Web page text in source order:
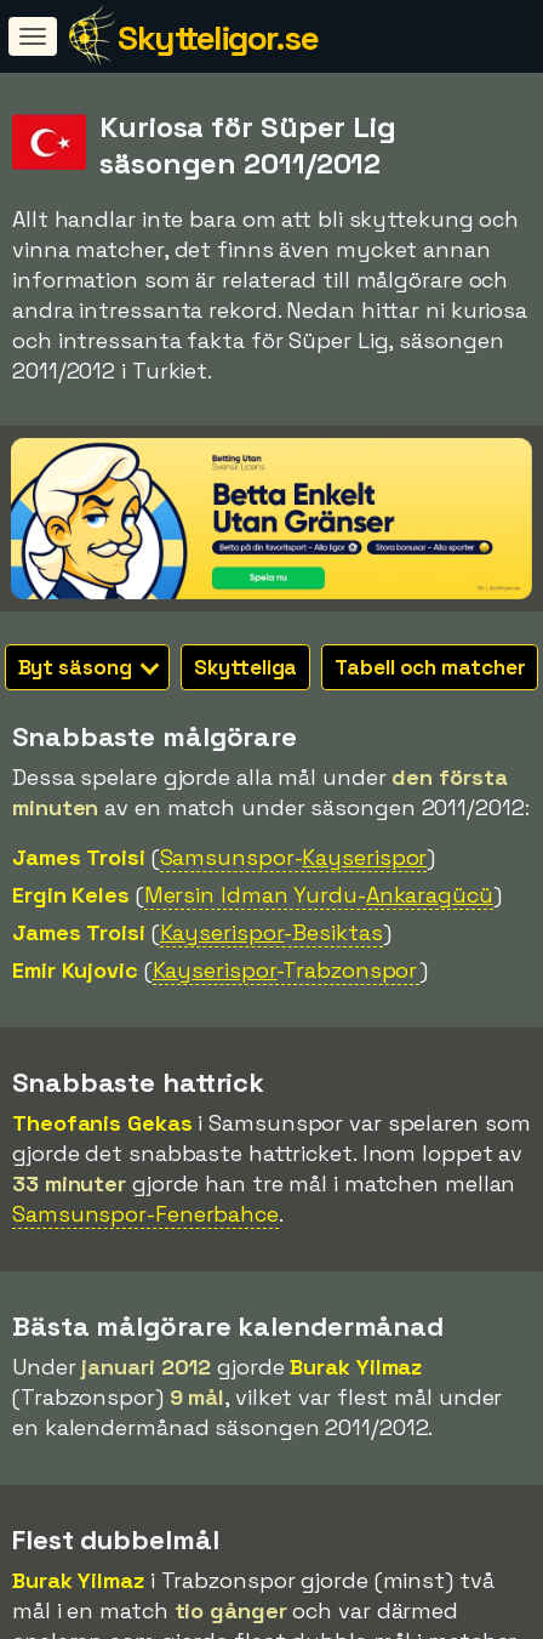
Skytteligor.se
Kuriosa för Süper Lig
säsongen 2011/2012
Allt handlar inte bara om att bli skyttekung och
vinna matcher, det finns även mycket annan
information som är relaterad till målgörare och
andra intressanta rekord. Nedan hittar ni kuriosa
och intressanta fakta för Süper Lig, säsongen
2011/2012 i Turkiet.
Byt säsong Skytteliga Tabell och matcher
Snabbaste målgörare
Dessa spelare gjorde alla mål under den första
minuten av en match under säsongen 2011/2012:
James Troisi (Samsunspor-Kayserispor)
Ergin Keles (Mersin Idman Yurdu-Ankaragücü)
James Troisi (Kayserispor-Besiktas)
Emir Kujovic (Kayserispor-Trabzonspor)
Snabbaste hattrick
Theofanis Gekas i Samsunspor var spelaren som
gjorde det snabbaste hattricket. Inom loppet av
33 minuter gjorde han tre mål i matchen mellan
Samsunspor-Fenerbahce.
Bästa målgörare kalendermånad
Under januari 2012 gjordeBurak Yilmaz
(Trabzonspor) 9 mål, vilket var flest mål under
en kalendermånad säsongen 2011/2012.
Flest dubbelmål
Burak Yilmazi Trabzonspor gjorde (minst) två
mål i en match tio gångeroch var därmed